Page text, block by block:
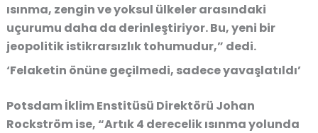
ısınma, zengin ve yoksul ülkeler arasındaki
uçurumu daha da derinleştiriyor. Bu, yeni bir
jeopolitik istikrarsızlık tohumudur,” dedi.
‘Felaketin önüne geçilmedi, sadece yavaşlatıldı’
Potsdam İklim Enstitüsü Direktörü Johan
Rockström ise, “Artık 4 derecelik ısınma yolunda